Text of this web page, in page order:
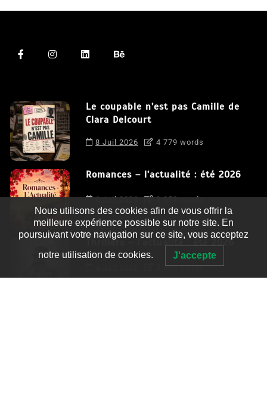
Le coupable n’est pas Camille de
Clara Delcourt
8 Juil 2026 4 779 words
Romances – l’actualité : été 2026
6 Juil 2026 3 052 words
Thrillers – l’actualité : été 2026
2 995 words
Nous utilisons des cookies afin de vous offrir la
meilleure expérience possible sur notre site. En
poursuivant votre navigation sur ce site, vous acceptez
notre utilisation de cookies. J'accepte